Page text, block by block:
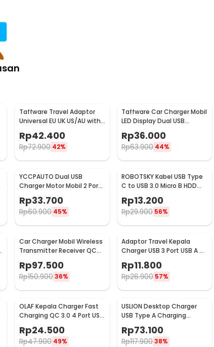
Taffware Travel Adaptor
Universal EU UK US/AU with
Rp42.400
Rp72.900 42%
Taffware Car Charger Mobil
LED Display Dual USB
Cigarette Plug 3.1A - EC2
Rp36.000
Rp63.900 44%
YCCPAUTO Dual USB
Charger Motor Mobil 2 Port
DC 12-24V 3.1A 1 PCS - CJ-
L040
Rp33.700
Rp60.900 45%
ROBOTSKY Kabel USB Type
C to USB 3.0 Micro B HDD
Data Cable 1M - SGC10
Rp13.200
Rp29.900 56%
Car Charger Mobil Wireless
Transmitter Receiver QC
Rp97.500
Rp150.900 36%
Adaptor Travel Kepala
Charger USB 3 Port USB A 5V
3.1A - EKA
Rp11.800
Rp26.900 57%
OLAF Kepala Charger Fast
Charging QC 3.0 4 Port USB
Rp24.500
Rp47.900 49%
USLION Desktop Charger
USB Type A Charging
Station Dock 5 Port 4A -
US04
Rp73.100
Rp117.90038%